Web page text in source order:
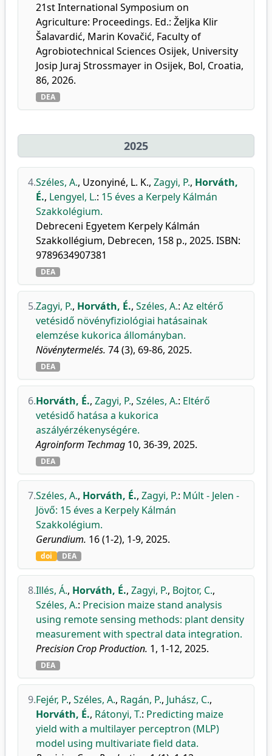
21st International Symposium on
Agriculture: Proceedings. Ed.: Željka Klir
Šalavardić, Marin Kovačić, Faculty of
Agrobiotechnical Sciences Osijek, University
Josip Juraj Strossmayer in Osijek, Bol, Croatia,
86, 2026.
DEA
2025
4.Széles, A., Uzonyiné, L. K., Zagyi, P., Horváth,
É., Lengyel, L.: 15 éves a Kerpely Kálmán
Szakkolégium.
Debreceni Egyetem Kerpely Kálmán
Szakkollégium, Debrecen, 158 p., 2025. ISBN:
9789634907381
DEA
5.Zagyi, P., Horváth, É., Széles, A.: Az eltérő
vetésidő növényfiziológiai hatásainak
elemzése kukorica állományban.
Növénytermelés. 74 (3), 69-86, 2025.
DEA
6.Horváth, É., Zagyi, P., Széles, A.: Eltérő
vetésidő hatása a kukorica
aszályérzékenységére.
Agroinform Techmag 10, 36-39, 2025.
DEA
7.Széles, A., Horváth, É., Zagyi, P.: Múlt - Jelen -
Jövő: 15 éves a Kerpely Kálmán
Szakkolégium.
Gerundium. 16 (1-2), 1-9, 2025.
doi DEA
8.Illés, Á., Horváth, É., Zagyi, P., Bojtor, C.,
Széles, A.: Precision maize stand analysis
using remote sensing methods: plant density
measurement with spectral data integration.
Precision Crop Production. 1, 1-12, 2025.
DEA
9.Fejér, P., Széles, A., Ragán, P., Juhász, C.,
Horváth, É., Rátonyi, T.: Predicting maize
yield with a multilayer perceptron (MLP)
model using multivariate field data.